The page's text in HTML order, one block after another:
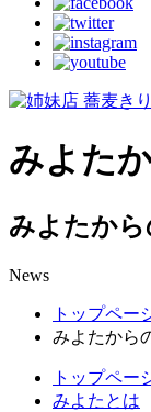
みよた
みよたか
News
トップペー
みよたから
トップペー
みよたとは